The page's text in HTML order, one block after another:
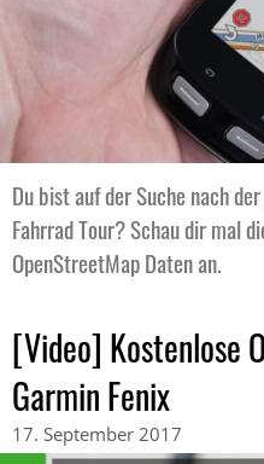
Du bist auf der Suche nach
Fahrrad Tour? Schau dir mal
OpenStreetMap Daten an.
[Video] Kostenlose
Garmin Fenix
17. September 2017